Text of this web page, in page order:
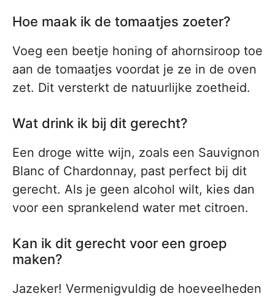
Hoe maak ik de tomaatjes zoeter?
Voeg een beetje honing of ahornsiroop toe
aan de tomaatjes voordat je ze in de oven
zet. Dit versterkt de natuurlijke zoetheid.
Wat drink ik bij dit gerecht?
Een droge witte wijn, zoals een Sauvignon
Blanc of Chardonnay, past perfect bij dit
gerecht. Als je geen alcohol wilt, kies dan
voor een sprankelend water met citroen.
Kan ik dit gerecht voor een groep
maken?
Jazeker! Vermenigvuldig de hoeveelheden